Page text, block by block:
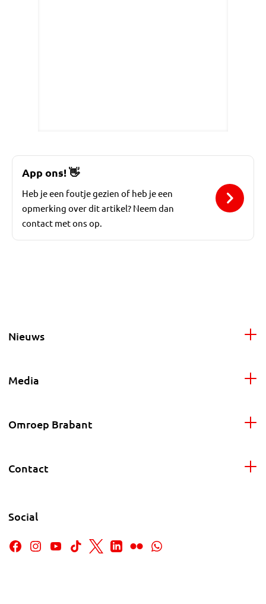
App ons!👋
Heb je een foutje gezien of heb je een
opmerking over dit artikel? Neem dan
contact met ons op.
Nieuws
Media
Omroep Brabant
Contact
Social